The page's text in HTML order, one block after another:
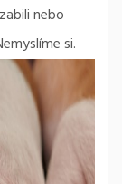
nebo
si.